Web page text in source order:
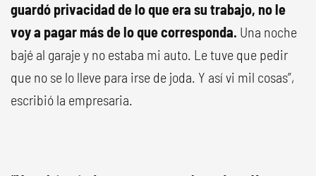
guardó privacidad de lo que era su trabajo, no le
voy a pagar más de lo que corresponda. Una noche
bajé al garaje y no estaba mi auto. Le tuve que pedir
que no se lo lleve para irse de joda. Y así vi mil cosas”,
escribió la empresaria.